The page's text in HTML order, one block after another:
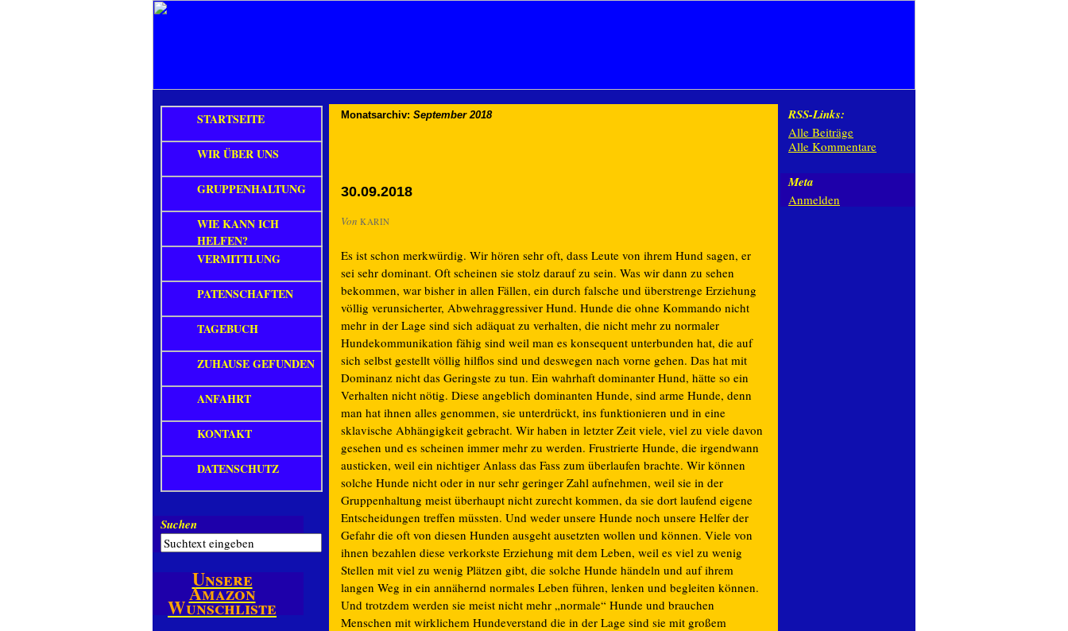
Monatsarchiv: September 2018
30.09.2018
Von KARIN
Es ist schon merkwürdig. Wir hören sehr oft, dass Leute von ihrem Hund sagen, er
sei sehr dominant. Oft scheinen sie stolz darauf zu sein. Was wir dann zu sehen
bekommen, war bisher in allen Fällen, ein durch falsche und überstrenge Erziehung
völlig verunsicherter, Abwehraggressiver Hund. Hunde die ohne Kommando nicht
mehr in der Lage sind sich adäquat zu verhalten, die nicht mehr zu normaler
Hundekommunikation fähig sind weil man es konsequent unterbunden hat, die auf
sich selbst gestellt völlig hilflos sind und deswegen nach vorne gehen. Das hat mit
Dominanz nicht das Geringste zu tun. Ein wahrhaft dominanter Hund, hätte so ein
Verhalten nicht nötig. Diese angeblich dominanten Hunde, sind arme Hunde, denn
man hat ihnen alles genommen, sie unterdrückt, ins funktionieren und in eine
sklavische Abhängigkeit gebracht. Wir haben in letzter Zeit viele, viel zu viele davon
gesehen und es scheinen immer mehr zu werden. Frustrierte Hunde, die irgendwann
austicken, weil ein nichtiger Anlass das Fass zum überlaufen brachte. Wir können
solche Hunde nicht oder in nur sehr geringer Zahl aufnehmen, weil sie in der
Gruppenhaltung meist überhaupt nicht zurecht kommen, da sie dort laufend eigene
Entscheidungen treffen müssten. Und weder unsere Hunde noch unsere Helfer der
Gefahr die oft von diesen Hunden ausgeht ausetzten wollen und können. Viele von
ihnen bezahlen diese verkorkste Erziehung mit dem Leben, weil es viel zu wenig
Stellen mit viel zu wenig Plätzen gibt, die solche Hunde händeln und auf ihrem
langen Weg in ein annähernd normales Leben führen, lenken und begleiten können.
Und trotzdem werden sie meist nicht mehr „normale“ Hunde und brauchen
Menschen mit wirklichem Hundeverstand die in der Lage sind sie mit großem
STARTSEITE
WIR ÜBER UNS
GRUPPENHALTUNG
WIE KANN ICH
HELFEN?
VERMITTLUNG
PATENSCHAFTEN
TAGEBUCH
ZUHAUSE GEFUNDEN
ANFAHRT
KONTAKT
DATENSCHUTZ
Suchen
Unsere
Amazon
Wunschliste
RSS-Links:
Alle Beiträge
Alle Kommentare
Meta
Anmelden